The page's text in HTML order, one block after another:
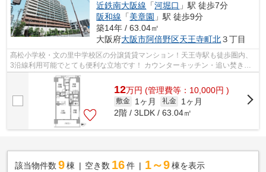
近鉄南大阪線 「河堀口 」駅 徒歩7分
阪和線 「美章園 」駅 徒歩9分
築14年 / 63.04㎡
大阪府大阪市阿倍野区天王寺町北３丁目
髙松小学校・文の里中学校区の分譲賃貸マンション！天王寺駅も徒歩圏内、
3沿線利用可能でとても便利な立地です！ カウンターキッチン・追い焚き機
能・浴室乾燥機など室内設備もとても...
12万円 (管理費等：10,000円 )
敷金 1ヶ月 礼金
1ヶ月
2階 / 3LDK / 63.04㎡
該当物件数 9棟 空き数 16 件 1～9 棟を表示